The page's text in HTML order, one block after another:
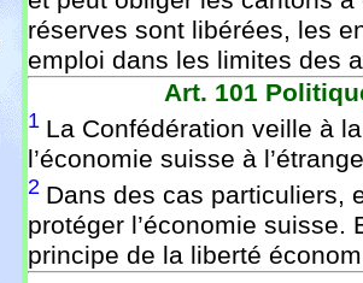
réserves sont libérées, les
emploi dans les limites des
Art. 101
1 La Confédération veille à
l’économie suisse à
2 Dans des cas particuliers,
protéger l’économie
principe de la liberté